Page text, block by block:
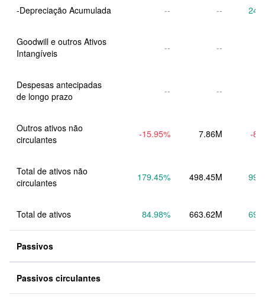
-- --
Goodwill e outros Ativos
Intangíveis
-- --
Despesas antecipadas
de longo prazo
-- --
Outros ativos não
circulantes
-15.95% 7.86M -
Total de ativos não
circulantes
179.45% 498.45M
Total de ativos 84.98% 663.62M
Passivos
Passivos circulantes